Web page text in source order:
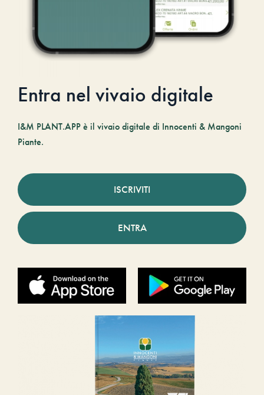
Entra nel vivaio digitale
I&M PLANT.APP è il vivaio digitale di Innocenti & Mangoni
Piante.
ISCRIVITI
ENTRA